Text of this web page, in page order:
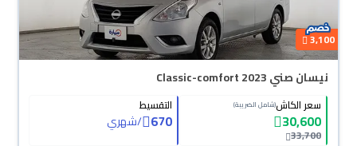
3,100
نيسان صني Classic-comfort 2023
سعر الكاش(شامل الضريبة)
30,600
33,700
التقسيط
670
/شهري